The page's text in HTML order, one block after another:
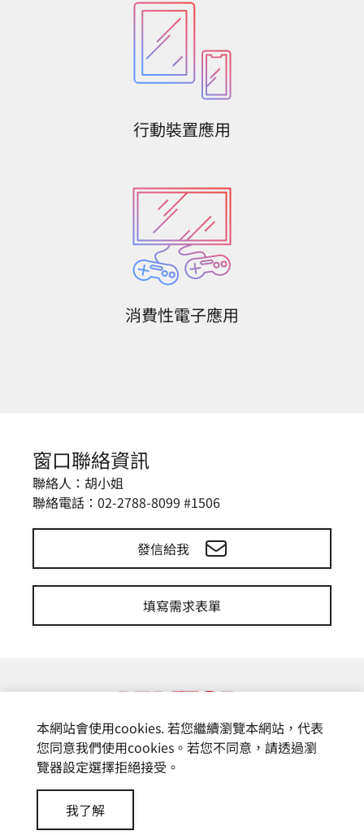
行動裝置應用
消費性電子應用
窗口聯絡資訊
聯絡人：胡小姐
聯絡電話：02-2788-8099 #1506
發信給我
填寫需求表單
© 富基電通股份有限公司
本網站會使用cookies. 若您繼續瀏覽本網站，代表
您同意我們使用cookies。若您不同意，請透過瀏
覽器設定選擇拒絕接受。
我了解